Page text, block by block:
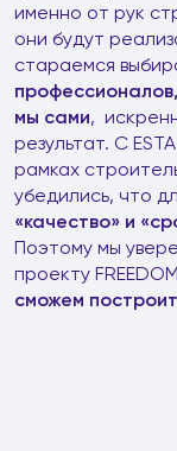
именно от рук
они будут
стараемся
мы сами,
результат. С
рамках
убедились, что
«качество» и
Поэтому мы
проекту
сможем